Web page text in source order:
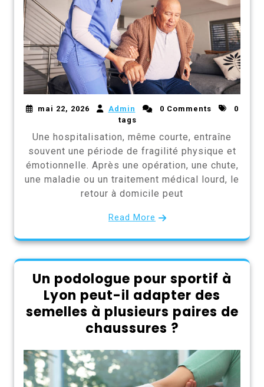
mai 22, 2026 Admin 0 Comments
0
tags
Une hospitalisation, même courte, entraîne
souvent une période de fragilité physique et
émotionnelle. Après une opération, une chute,
une maladie ou un traitement médical lourd, le
retour à domicile peut
Read More
Un podologue pour sportif à
Lyon peut-il adapter des
semelles à plusieurs paires de
chaussures ?